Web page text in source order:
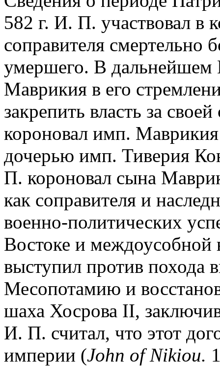
582 г. И. П. участвовал в
соправителя смертельно
умершего. В
Маврикия в его
закрепить власть за
короновал имп. Маврикия
дочерью имп. Тиверия
П. короновал сына
как соправителя и
военно-политических
Востоке и
выступил против похода
Месопотамию и
шаха Хосрова II,
И. П. считал, что этот
империи (John of Nikiou.